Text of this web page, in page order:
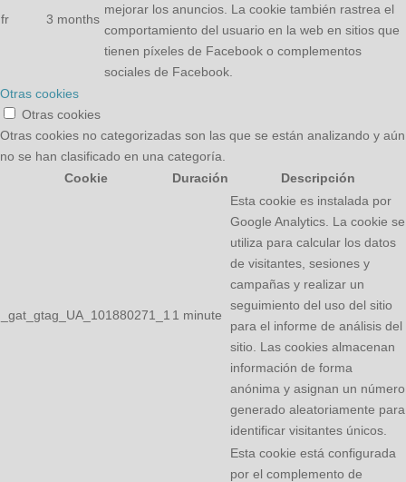
fr 3 months
mejorar los anuncios. La cookie también rastrea el
comportamiento del usuario en la web en sitios que
tienen píxeles de Facebook o complementos
sociales de Facebook.
Otras cookies
Otras cookies
Otras cookies no categorizadas son las que se están analizando y aún
no se han clasificado en una categoría.
Cookie
Duración Descripción
_gat_gtag_UA_101880271_1 1 minute
Esta cookie es instalada por
Google Analytics. La cookie se
utiliza para calcular los datos
de visitantes, sesiones y
campañas y realizar un
seguimiento del uso del sitio
para el informe de análisis del
sitio. Las cookies almacenan
información de forma
anónima y asignan un número
generado aleatoriamente para
identificar visitantes únicos.
Esta cookie está configurada
por el complemento de